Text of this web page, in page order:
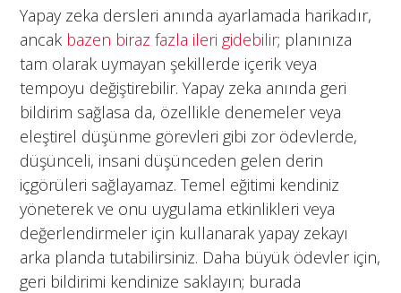
Yapay zeka dersleri anında ayarlamada harikadır,
ancak bazen biraz fazla ileri gidebilir; planınıza
tam olarak uymayan şekillerde içerik veya
tempoyu değiştirebilir. Yapay zeka anında geri
bildirim sağlasa da, özellikle denemeler veya
eleştirel düşünme görevleri gibi zor ödevlerde,
düşünceli, insani düşünceden gelen derin
içgörüleri sağlayamaz. Temel eğitimi kendiniz
yöneterek ve onu uygulama etkinlikleri veya
değerlendirmeler için kullanarak yapay zekayı
arka planda tutabilirsiniz. Daha büyük ödevler için,
geri bildirimi kendinize saklayın; burada